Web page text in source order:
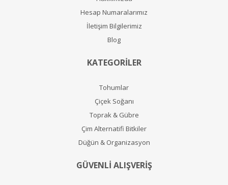
Hesap Numaralarımız
İletişim Bilgilerimiz
Blog
KATEGORİLER
Tohumlar
Çiçek Soğanı
Toprak & Gübre
Çim Alternatifi Bitkiler
Düğün & Organizasyon
GÜVENLİ ALIŞVERİŞ